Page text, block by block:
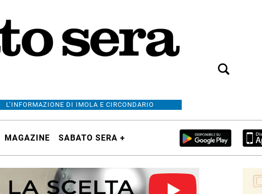
L’INFORMAZIONE DI IMOLA E CIRCONDARIO
MAGAZINE SABATO SERA +